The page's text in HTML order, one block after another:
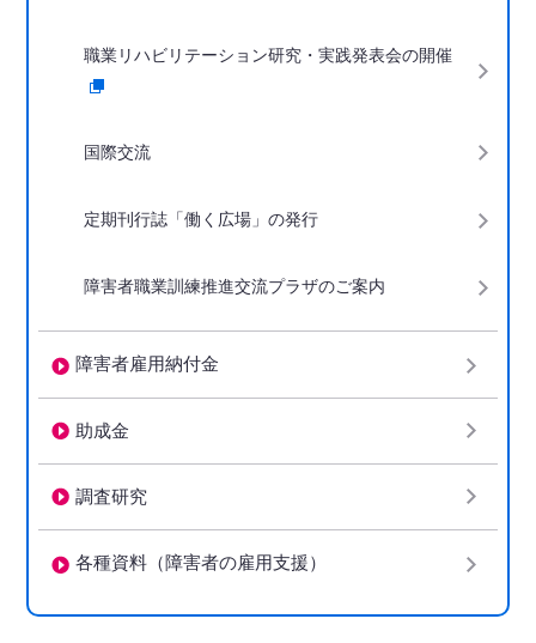
職業リハビリテーション研究・実践発表会の開催
国際交流
定期刊行誌「働く広場」の発行
障害者職業訓練推進交流プラザのご案内
障害者雇用納付金
助成金
調査研究
各種資料（障害者の雇用支援）